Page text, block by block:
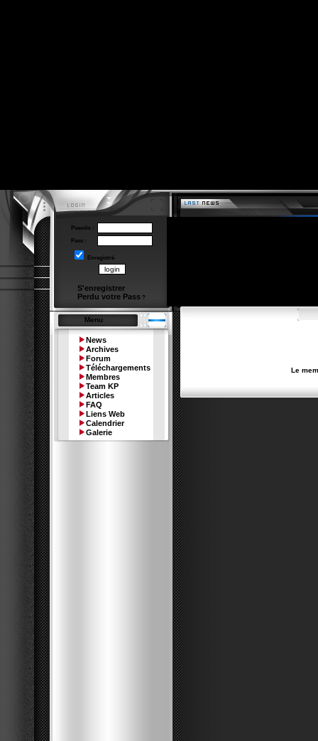
Pseudo :
Pass :
Enregistré
S'enregistrer
Perdu votre Pass ?
Menu
News
Archives
Forum
Téléchargements
Membres
Team KP
Articles
FAQ
Liens Web
Calendrier
Galerie
Le